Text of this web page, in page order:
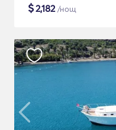
$2,182/нощ